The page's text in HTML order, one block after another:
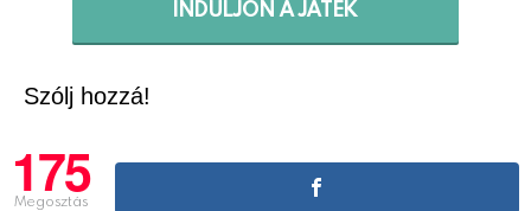
INDULJON A JÁTÉK
Szólj hozzá!
175
Megosztás